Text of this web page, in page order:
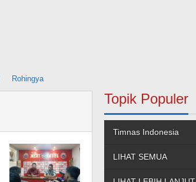
Rohingya
Topik Populer
Timnas Indonesia
LIHAT SEMUA